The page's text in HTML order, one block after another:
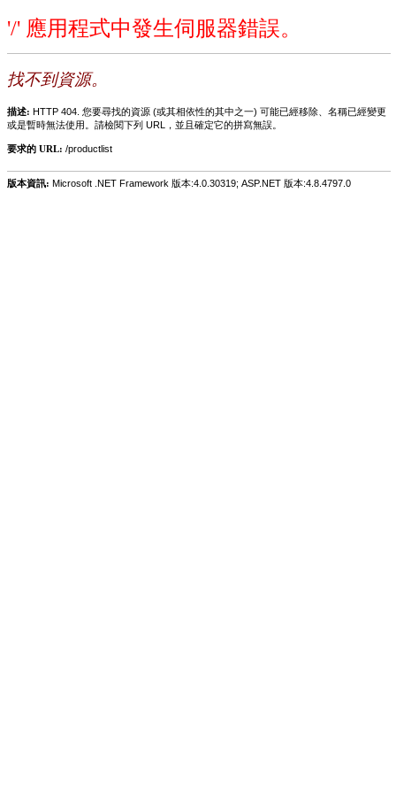
'/' 應用程式中發生伺服器錯誤。
找不到資源。
描述: HTTP 404. 您要尋找的資源 (或其相依性的其中之一) 可能已經移除、名稱已經變更
或是暫時無法使用。請檢閱下列 URL，並且確定它的拼寫無誤。
要求的 URL: /productlist
版本資訊: Microsoft .NET Framework 版本:4.0.30319; ASP.NET 版本:4.8.4797.0